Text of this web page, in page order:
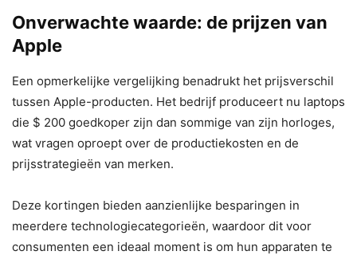
Onverwachte waarde: de prijzen van
Apple
Een opmerkelijke vergelijking benadrukt het prijsverschil
tussen Apple-producten. Het bedrijf produceert nu laptops
die $ 200 goedkoper zijn dan sommige van zijn horloges,
wat vragen oproept over de productiekosten en de
prijsstrategieën van merken.
Deze kortingen bieden aanzienlijke besparingen in
meerdere technologiecategorieën, waardoor dit voor
consumenten een ideaal moment is om hun apparaten te